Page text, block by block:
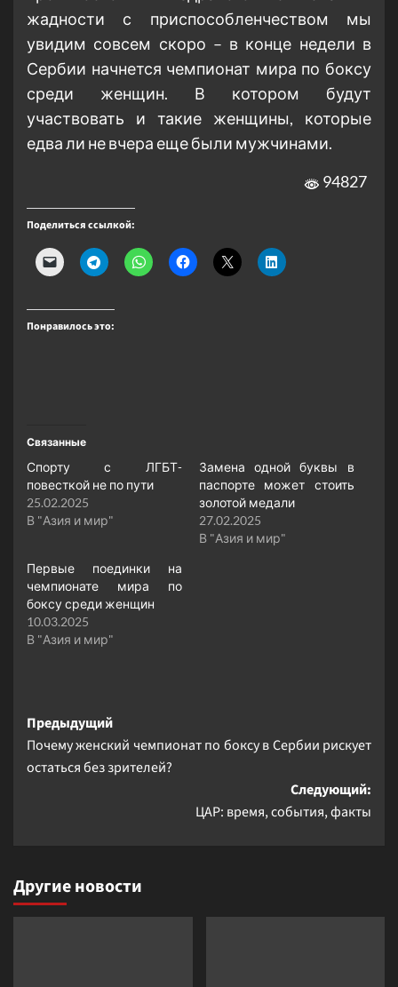
жадности с приспособленчеством мы
увидим совсем скоро – в конце недели в
Сербии начнется чемпионат мира по боксу
среди женщин. В котором будут
участвовать и такие женщины, которые
едва ли не вчера еще были мужчинами.
94827
Поделиться ссылкой:
Понравилось это:
Связанные
Спорту с ЛГБТ-
повесткой не по пути
25.02.2025
В "Азия и мир"
Замена одной буквы в
паспорте может стоить
золотой медали
27.02.2025
В "Азия и мир"
Первые поединки на
чемпионате мира по
боксу среди женщин
10.03.2025
В "Азия и мир"
Навигация
записи
Предыдущий
Почему женский чемпионат по боксу в Сербии рискует
остаться без зрителей?
Следующий:
ЦАР: время, события, факты
Другие новости